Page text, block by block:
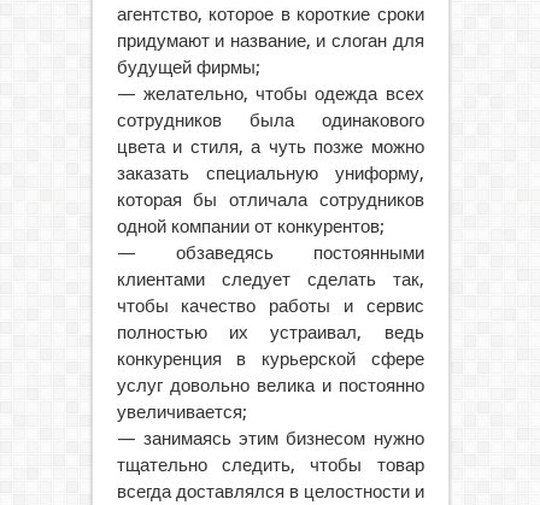
агентство, которое в короткие сроки
придумают и название, и слоган для
будущей фирмы;
— желательно, чтобы одежда всех
сотрудников была одинакового
цвета и стиля, а чуть позже можно
заказать специальную униформу,
которая бы отличала сотрудников
одной компании от конкурентов;
— обзаведясь постоянными
клиентами следует сделать так,
чтобы качество работы и сервис
полностью их устраивал, ведь
конкуренция в курьерской сфере
услуг довольно велика и постоянно
увеличивается;
— занимаясь этим бизнесом нужно
тщательно следить, чтобы товар
всегда доставлялся в целостности и